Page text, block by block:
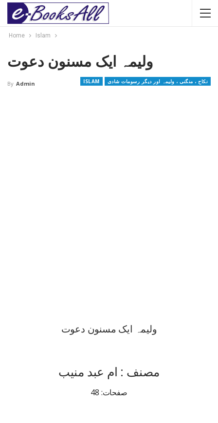
Home Islam
ولیمہ ایک مسنون دعوت
ISLAM نکاح ، منگنی ، ولیمہ اور دیگر رسومات شادی By Admin
ولیمہ ایک مسنون دعوت
مصنف : ام عبد منیب
صفحات: 48